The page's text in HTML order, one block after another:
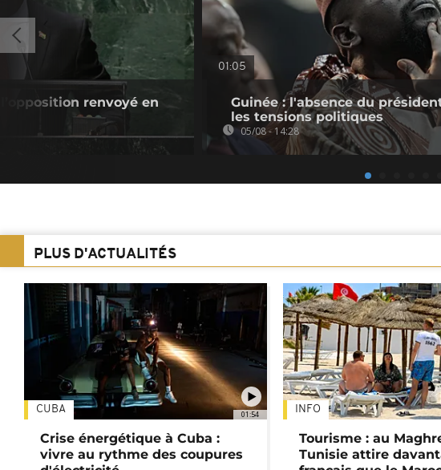
renvoyé en
01:05
Guinée : l'absence du
les tensions politiques
05/08 - 14:28
PLUS D'ACTUALITÉS
01:54
CUBA
Crise énergétique à Cuba :
vivre au rythme des coupures
INFO
Tourisme : au
Tunisie attire